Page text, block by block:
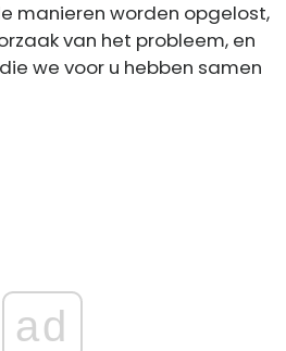
manieren worden opgelost,
van het probleem, en
we voor u hebben samen
ad